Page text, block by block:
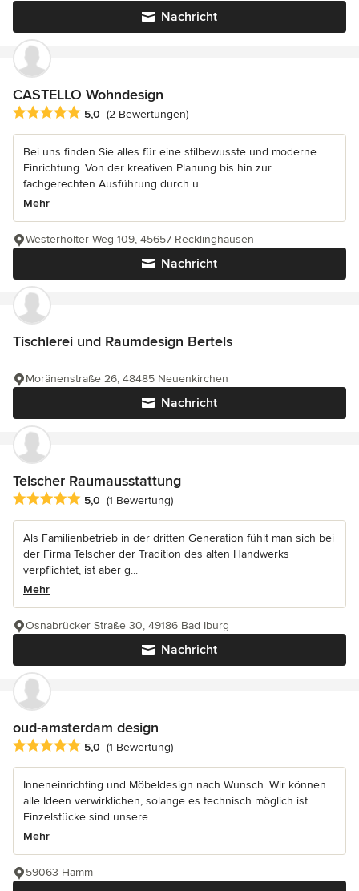
Nachricht
CASTELLO Wohndesign
Durchschnittliche Bewertung: 5 von 5 Sternen
5,0 (2 Bewertungen)
Bei uns finden Sie alles für eine stilbewusste und moderne
Einrichtung. Von der kreativen Planung bis hin zur
fachgerechten Ausführung durch u...
Mehr
Nachricht
Westerholter Weg 109, 45657 Recklinghausen
Tischlerei und Raumdesign Bertels
Nachricht
Moränenstraße 26, 48485 Neuenkirchen
Telscher Raumausstattung
Durchschnittliche Bewertung: 5 von 5 Sternen
5,0 (1 Bewertung)
Als Familienbetrieb in der dritten Generation fühlt man sich bei
der Firma Telscher der Tradition des alten Handwerks
verpflichtet, ist aber g...
Mehr
Nachricht
Osnabrücker Straße 30, 49186 Bad Iburg
oud-amsterdam design
Durchschnittliche Bewertung: 5 von 5 Sternen
5,0 (1 Bewertung)
Inneneinrichting und Möbeldesign nach Wunsch. Wir können
alle Ideen verwirklichen, solange es technisch möglich ist.
Einzelstücke sind unsere...
Mehr
59063 Hamm